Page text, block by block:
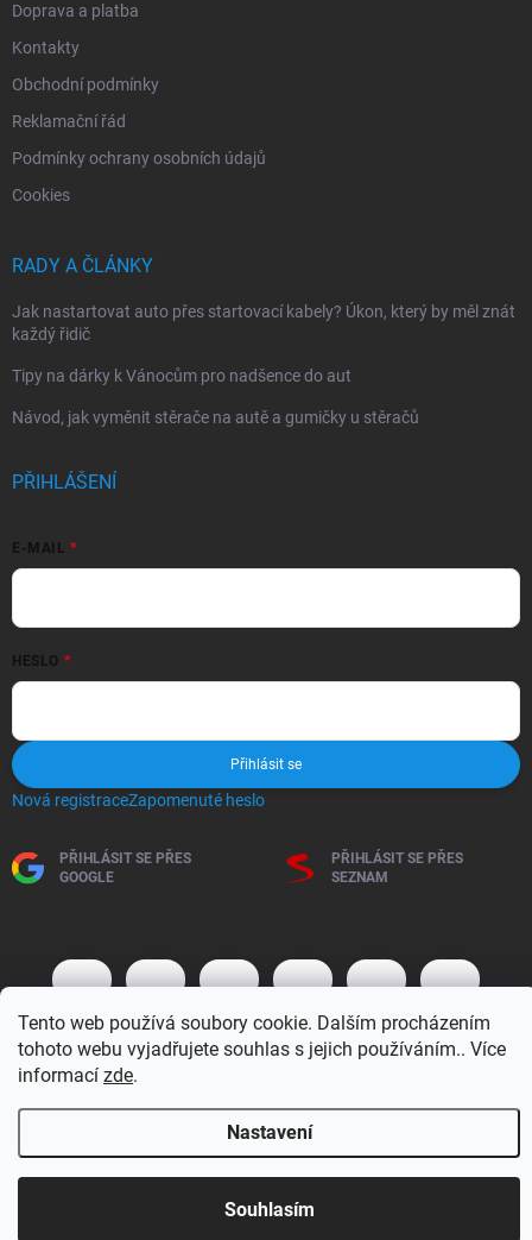
Tento web používá soubory cookie. Dalším procházením
tohoto webu vyjadřujete souhlas s jejich používáním.. Více
informací zde.
Nastavení
Souhlasím
Otevírací doba 7:30 - 16:00 hod
Doprava a platba
Kontakty
Obchodní podmínky
Reklamační řád
Podmínky ochrany osobních údajů
Cookies
RADY A ČLÁNKY
Jak nastartovat auto přes startovací kabely? Úkon, který by měl znát
každý řidič
Tipy na dárky k Vánocům pro nadšence do aut
Návod, jak vyměnit stěrače na autě a gumičky u stěračů
PŘIHLÁŠENÍ
E-MAIL
HESLO
Přihlásit se
Nová registraceZapomenuté heslo
PŘIHLÁSIT SE PŘES
GOOGLE
PŘIHLÁSIT SE PŘES
SEZNAM
Vytvořil Shoptet
BM MOTO s.r.o. . Všechna práva vyhrazena.
nastavení cookies